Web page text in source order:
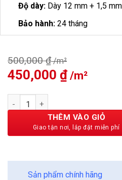
Độ dày: Dày 12 mm + 1,5
Bảo hành: 24 tháng
500,000₫
Giá
gốc
là:
500,000 ₫.
450,000 ₫
Sàn Gỗ Hobi Black Cốt Đen
THÊM VÀO GIỎ
Sản phẩm chính hãng